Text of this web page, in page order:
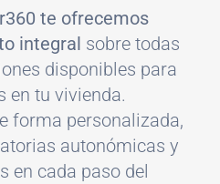
te ofrecemos
integral sobre todas
disponibles para
en tu vivienda.
forma personalizada,
autonómicas y
en cada paso del